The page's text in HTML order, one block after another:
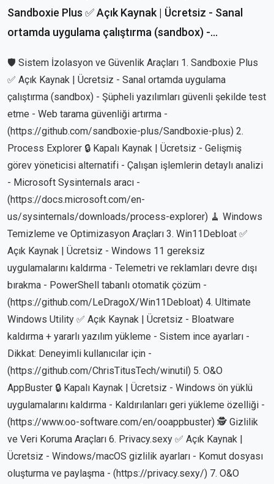
Sandboxie Plus ✅ Açık Kaynak | Ücretsiz - Sanal
ortamda uygulama çalıştırma (sandbox) -...
🛡️ Sistem İzolasyon ve Güvenlik Araçları 1. Sandboxie Plus
✅ Açık Kaynak | Ücretsiz - Sanal ortamda uygulama
çalıştırma (sandbox) - Şüpheli yazılımları güvenli şekilde test
etme - Web tarama güvenliği artırma -
(https://github.com/sandboxie-plus/Sandboxie-plus) 2.
Process Explorer 🔒 Kapalı Kaynak | Ücretsiz - Gelişmiş
görev yöneticisi alternatifi - Çalışan işlemlerin detaylı analizi
- Microsoft Sysinternals aracı -
(https://docs.microsoft.com/en-
us/sysinternals/downloads/process-explorer) 🧹 Windows
Temizleme ve Optimizasyon Araçları 3. Win11Debloat ✅
Açık Kaynak | Ücretsiz - Windows 11 gereksiz
uygulamalarını kaldırma - Telemetri ve reklamları devre dışı
bırakma - PowerShell tabanlı otomatik çözüm -
(https://github.com/LeDragoX/Win11Debloat) 4. Ultimate
Windows Utility ✅ Açık Kaynak | Ücretsiz - Bloatware
kaldırma + yararlı yazılım yükleme - Sistem ince ayarları -
Dikkat: Deneyimli kullanıcılar için -
(https://github.com/ChrisTitusTech/winutil) 5. O&O
AppBuster 🔒 Kapalı Kaynak | Ücretsiz - Windows ön yüklü
uygulamalarını kaldırma - Kaldırılanları geri yükleme özelliği -
(https://www.oo-software.com/en/ooappbuster) 🕵️ Gizlilik
ve Veri Koruma Araçları 6. Privacy.sexy ✅ Açık Kaynak |
Ücretsiz - Windows/macOS gizlilik ayarları - Komut dosyası
oluşturma ve paylaşma - (https://privacy.sexy/) 7. O&O